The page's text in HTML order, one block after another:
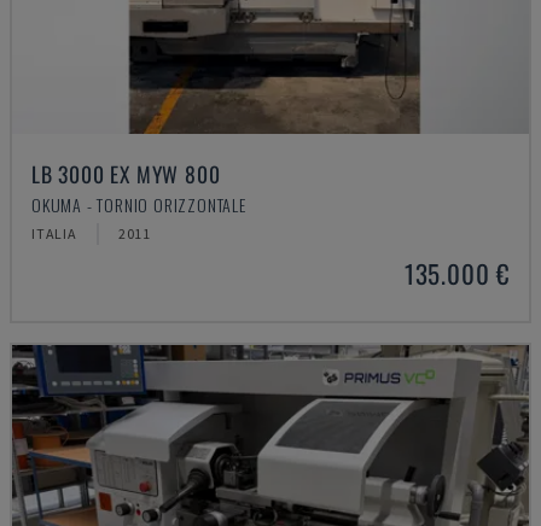
LB 3000 EX MYW 800
OKUMA - TORNIO ORIZZONTALE
ITALIA 2011
135.000 €